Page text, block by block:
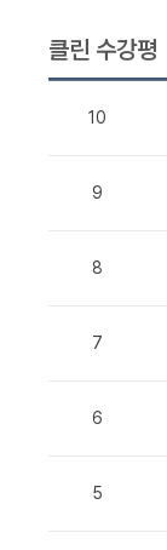
클린 수강평
10
9
8
7
6
5